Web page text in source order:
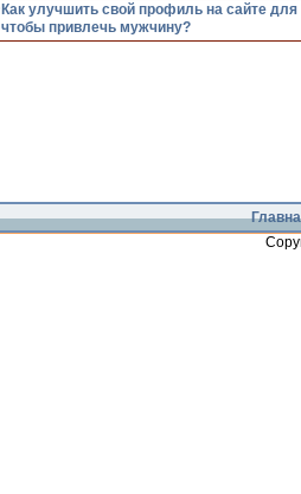
Как улучшить свой профиль на сайте для
чтобы привлечь мужчину?